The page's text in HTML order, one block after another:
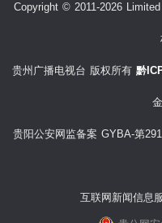
Copyright © 2011-2026
贵州广播电视台 版权所有 黔
贵阳公安网监备案 GYBA-第
互联网新闻信息